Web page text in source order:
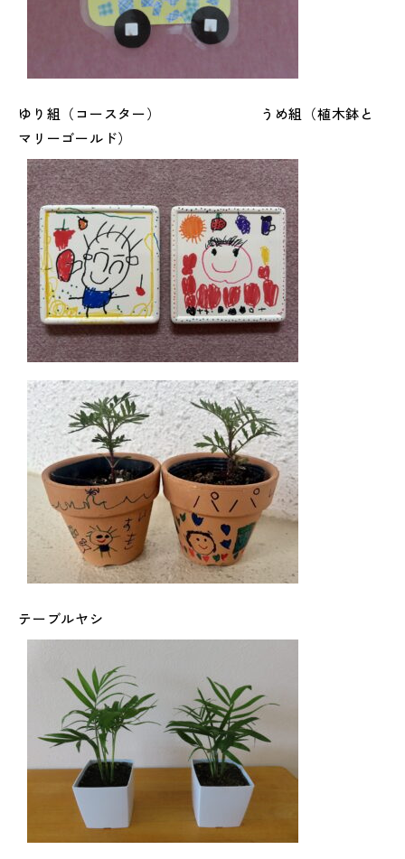
ゆり組（コースター） うめ組（植木鉢と
マリーゴールド）
テーブルヤシ